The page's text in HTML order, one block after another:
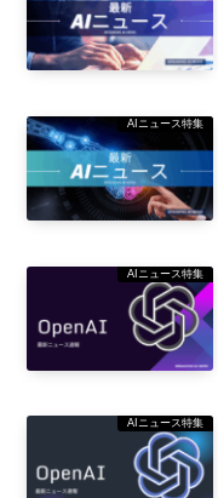
AIニュース特集
AIニュース特集
AIニュース特集